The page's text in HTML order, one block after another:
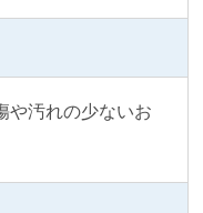
や汚れの少ないお